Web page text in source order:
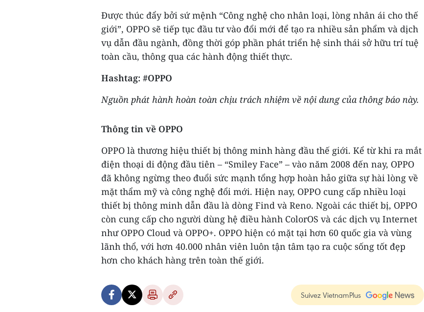
Được thúc đẩy bởi sứ mệnh “Công nghệ cho nhân loại, lòng nhân ái cho thế
giới”, OPPO sẽ tiếp tục đầu tư vào đổi mới để tạo ra nhiều sản phẩm và dịch
vụ dẫn đầu ngành, đồng thời góp phần phát triển hệ sinh thái sở hữu trí tuệ
toàn cầu, thông qua các hành động thiết thực.
Hashtag: #OPPO
Nguồn phát hành hoàn toàn chịu trách nhiệm về nội dung của thông báo này.
Thông tin về OPPO
OPPO là thương hiệu thiết bị thông minh hàng đầu thế giới. Kể từ khi ra mắt
điện thoại di động đầu tiên – “Smiley Face” – vào năm 2008 đến nay, OPPO
đã không ngừng theo đuổi sức mạnh tổng hợp hoàn hảo giữa sự hài lòng về
mặt thẩm mỹ và công nghệ đổi mới. Hiện nay, OPPO cung cấp nhiều loại
thiết bị thông minh dẫn đầu là dòng Find và Reno. Ngoài các thiết bị, OPPO
còn cung cấp cho người dùng hệ điều hành ColorOS và các dịch vụ Internet
như OPPO Cloud và OPPO+. OPPO hiện có mặt tại hơn 60 quốc gia và vùng
lãnh thổ, với hơn 40.000 nhân viên luôn tận tâm tạo ra cuộc sống tốt đẹp
hơn cho khách hàng trên toàn thế giới.
Suivez VietnamPlus